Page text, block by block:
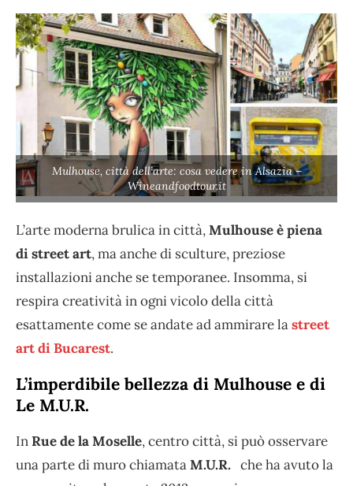
Mulhouse, città dell’arte: cosa vedere in Alsazia –
Wineandfoodtour.it
L’arte moderna brulica in città,Mulhouse è piena
di street art, ma anche di sculture, preziose
installazioni anche se temporanee. Insomma, si
respira creatività in ogni vicolo della città
esattamente come se andate ad ammirare lastreet
art di Bucarest.
L’imperdibile bellezza di Mulhouse e di
Le M.U.R.
InRue de la Moselle, centro città, si può osservare
una parte di muro chiamataM.U.R. che ha avuto la